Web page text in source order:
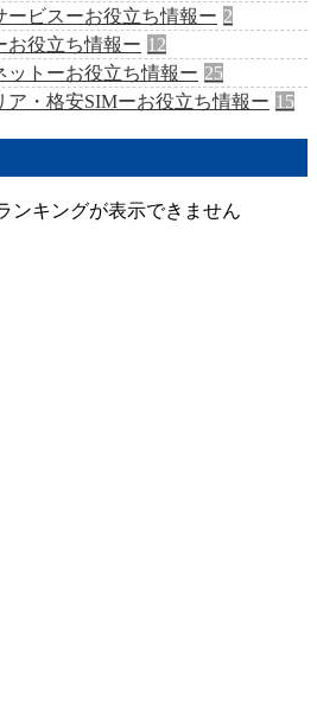
ービスーお役立ち情報ー 2
お役立ち情報ー 12
ットーお役立ち情報ー 25
ア・格安SIMーお役立ち情報ー 15
ンキングが表示できません